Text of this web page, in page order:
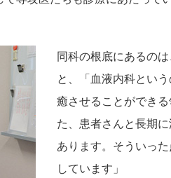
同科の根底にあるの
と、「血液内科とい
癒させることができ
た、患者さんと長期
あります。そういっ
しています」